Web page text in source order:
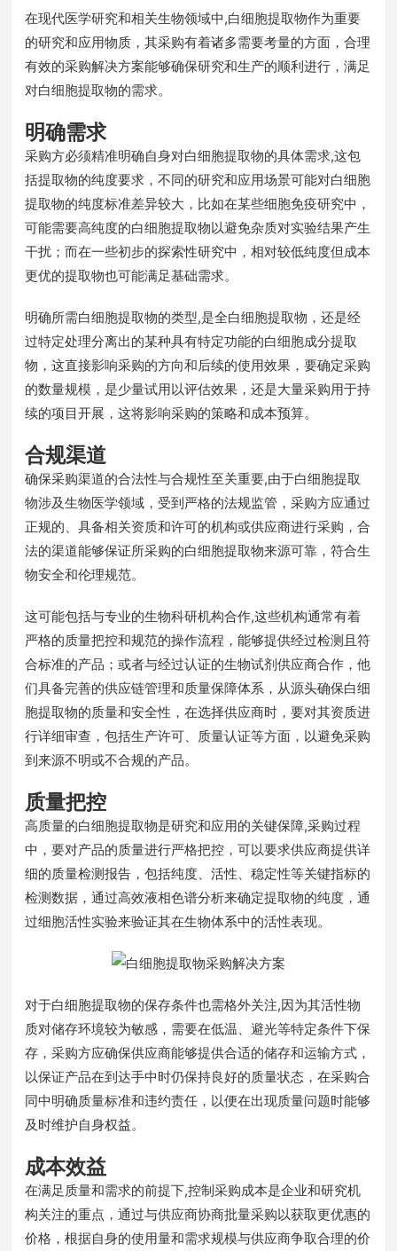
在现代医学研究和相关生物领域中,白细胞提取物作为重要
的研究和应用物质，其采购有着诸多需要考量的方面，合理
有效的采购解决方案能够确保研究和生产的顺利进行，满足
对白细胞提取物的需求。
明确需求
采购方必须精准明确自身对白细胞提取物的具体需求,这包
括提取物的纯度要求，不同的研究和应用场景可能对白细胞
提取物的纯度标准差异较大，比如在某些细胞免疫研究中，
可能需要高纯度的白细胞提取物以避免杂质对实验结果产生
干扰；而在一些初步的探索性研究中，相对较低纯度但成本
更优的提取物也可能满足基础需求。
明确所需白细胞提取物的类型,是全白细胞提取物，还是经
过特定处理分离出的某种具有特定功能的白细胞成分提取
物，这直接影响采购的方向和后续的使用效果，要确定采购
的数量规模，是少量试用以评估效果，还是大量采购用于持
续的项目开展，这将影响采购的策略和成本预算。
合规渠道
确保采购渠道的合法性与合规性至关重要,由于白细胞提取
物涉及生物医学领域，受到严格的法规监管，采购方应通过
正规的、具备相关资质和许可的机构或供应商进行采购，合
法的渠道能够保证所采购的白细胞提取物来源可靠，符合生
物安全和伦理规范。
这可能包括与专业的生物科研机构合作,这些机构通常有着
严格的质量把控和规范的操作流程，能够提供经过检测且符
合标准的产品；或者与经过认证的生物试剂供应商合作，他
们具备完善的供应链管理和质量保障体系，从源头确保白细
胞提取物的质量和安全性，在选择供应商时，要对其资质进
行详细审查，包括生产许可、质量认证等方面，以避免采购
到来源不明或不合规的产品。
质量把控
高质量的白细胞提取物是研究和应用的关键保障,采购过程
中，要对产品的质量进行严格把控，可以要求供应商提供详
细的质量检测报告，包括纯度、活性、稳定性等关键指标的
检测数据，通过高效液相色谱分析来确定提取物的纯度，通
过细胞活性实验来验证其在生物体系中的活性表现。
对于白细胞提取物的保存条件也需格外关注,因为其活性物
质对储存环境较为敏感，需要在低温、避光等特定条件下保
存，采购方应确保供应商能够提供合适的储存和运输方式，
以保证产品在到达手中时仍保持良好的质量状态，在采购合
同中明确质量标准和违约责任，以便在出现质量问题时能够
及时维护自身权益。
成本效益
在满足质量和需求的前提下,控制采购成本是企业和研究机
构关注的重点，通过与供应商协商批量采购以获取更优惠的
价格，根据自身的使用量和需求规模与供应商争取合理的价